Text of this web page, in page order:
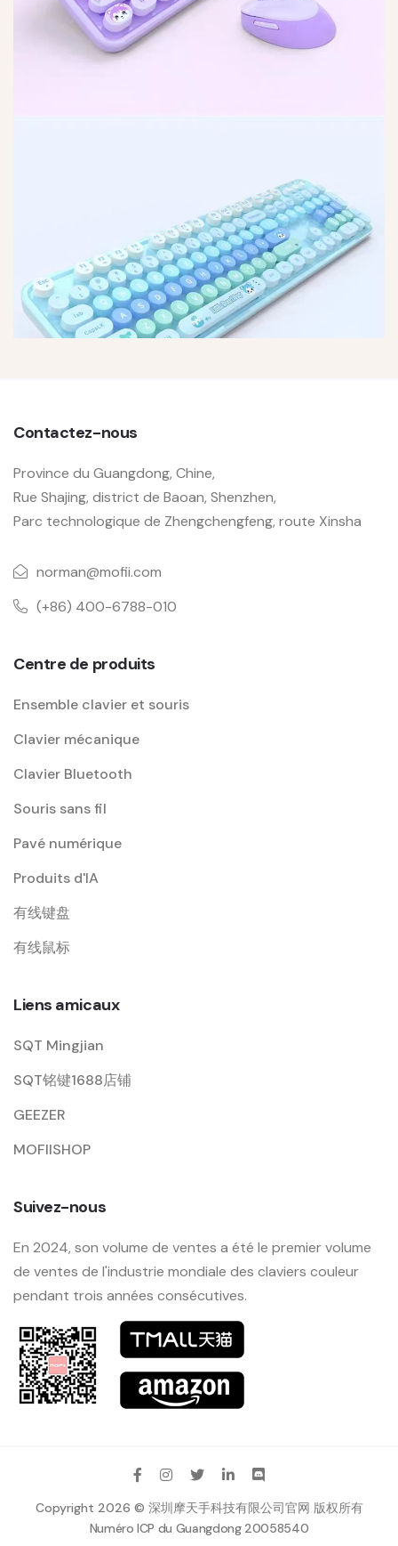
Contactez-nous
Province du Guangdong, Chine,
Rue Shajing, district de Baoan, Shenzhen,
Parc technologique de Zhengchengfeng, route Xinsha
norman@mofii.com
(+86) 400-6788-010
Centre de produits
Ensemble clavier et souris
Clavier mécanique
Clavier Bluetooth
Souris sans fil
Pavé numérique
Produits d'IA
有线键盘
有线鼠标
Liens amicaux
SQT Mingjian
SQT铭键1688店铺
GEEZER
MOFIISHOP
Suivez-nous
En 2024, son volume de ventes a été le premier volume
de ventes de l'industrie mondiale des claviers couleur
pendant trois années consécutives.
Copyright 2026 © 深圳摩天手科技有限公司官网 版权所有
Numéro ICP du Guangdong 20058540